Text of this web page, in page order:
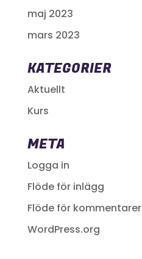
maj 2023
mars 2023
KATEGORIER
Aktuellt
Kurs
META
Logga in
Flöde för inlägg
Flöde för kommentarer
WordPress.org